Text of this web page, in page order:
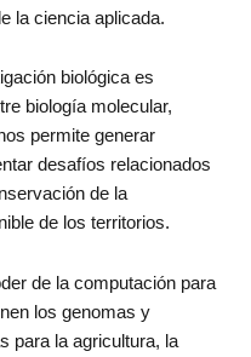
la ciencia aplicada.
biológica es
biología molecular,
permite generar
desafíos relacionados
de la
de los territorios.
de la computación para
los genomas y
para la agricultura, la